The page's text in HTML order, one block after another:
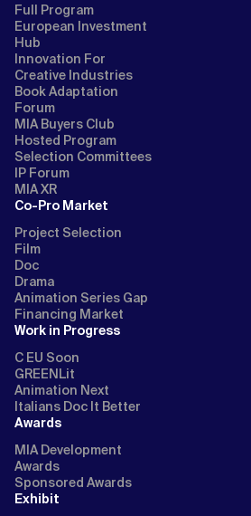
Full Program
European Investment
Hub
Innovation For
Creative Industries
Book Adaptation
Forum
MIA Buyers Club
Hosted Program
Selection Committees
IP Forum
MIA XR
Co-Pro Market
Project Selection
Film
Doc
Drama
Animation Series Gap
Financing Market
Work in Progress
C EU Soon
GREENLit
Animation Next
Italians Doc It Better
Awards
MIA Development
Awards
Sponsored Awards
Exhibit